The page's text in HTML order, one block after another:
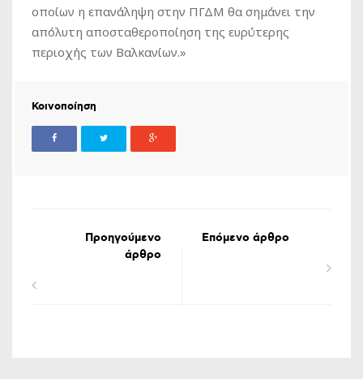
οποίων η επανάληψη στην ΠΓΔΜ θα σημάνει την
απόλυτη αποσταθεροποίηση της ευρύτερης
περιοχής των Βαλκανίων.»
Κοινοποίηση
Προηγούμενο
άρθρο
Επόμενο άρθρο